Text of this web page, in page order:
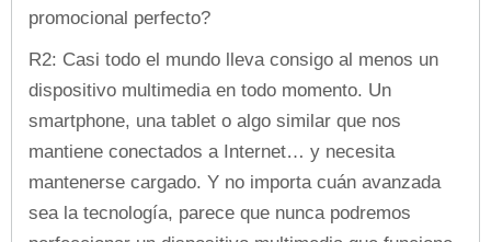
promocional perfecto?
R2: Casi todo el mundo lleva consigo al menos un
dispositivo multimedia en todo momento. Un
smartphone, una tablet o algo similar que nos
mantiene conectados a Internet… y necesita
mantenerse cargado. Y no importa cuán avanzada
sea la tecnología, parece que nunca podremos